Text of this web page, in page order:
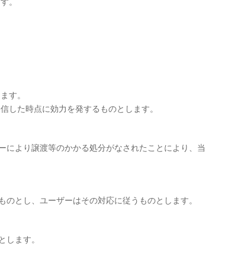
す。
した時点に効力を発するものとします。
より譲渡等のかかる処分がなされたことにより、当
とし、ユーザーはその対応に従うものとします。
ます。